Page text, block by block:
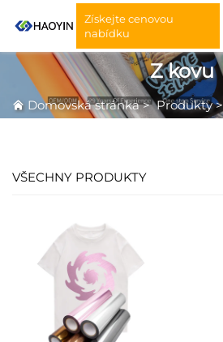
Získejte cenovou
nabídku
Z kovu
Domovská stránka>Produkty>
VŠECHNY PRODUKTY